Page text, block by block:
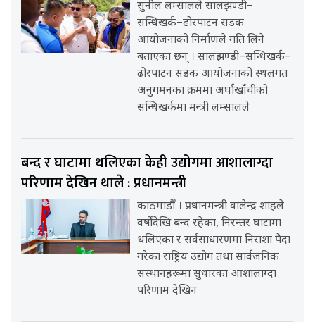
सुनील लम्सालले सालझण्डी–
सन्धिखर्क–ढोरपाटन सडक
आयोजनाको निर्माणले गति लिने
बताएका छन् । सालझण्डी–सन्धिखर्क–
ढोरपाटन सडक आयोजनाको स्थलगत
अनुगमनका क्रममा अर्घाखाँचीको
सन्धिखर्कमा मन्त्री लम्सालले
बन्द र घाटामा थलिएका केही उद्योगमा आशालाग्दा
परिणाम देखिन थाले : प्रधानमन्त्री
काठमाडौँ । प्रधानमन्त्री वालेन्द्र शाहले
वर्षौंदेखि बन्द रहेका, निरन्तर घाटामा
थलिएका र सर्वसाधारणमा निराशा पैदा
गरेका राष्ट्रिय उद्योग तथा सार्वजनिक
संस्थानहरूमा सुधारका आशालाग्दा
परिणाम देखिन